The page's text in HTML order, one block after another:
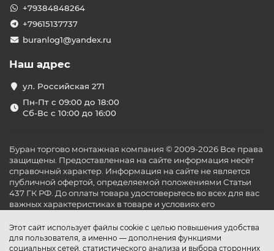
Этот сайт использует файлы cookie с целью повышения удобства
для пользователя, а именно — дополнения функциями
социальных сетей, статистического анализа и выбора сторонних
+79384848264
+79615137737
buranlog1@yandex.ru
Наш адрес
ул. Российская 271
Пн-Пт с 09:00 до 18:00
Сб-Вс с 10:00 до 16:00
Буран торгово монтажная компания © 2009-2026 Все права
защищены. Предоставленная на сайте информация несёт
справочный характер. Информация на сайте не является
публичной офертой, определяемой положениями Статьи
437 ГК РФ. До оплаты товара удостоверьтесь во всех для вас
важных характеристиках в товаре и условиях его